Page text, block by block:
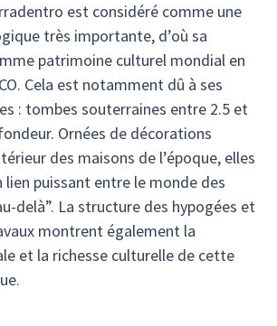
est considéré comme une
très importante, d’où sa
patrimoine culturel mondial en
Cela est notamment dû à ses
: tombes souterraines entre 2.5 et
Ornées de décorations
des maisons de l’époque, elles
puissant entre le monde des
delà”. La structure des hypogées et
montrent également la
et la richesse culturelle de cette